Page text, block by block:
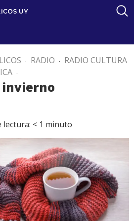
. RADIO . RADIO CULTURA
.
invierno
lectura: < 1 minuto